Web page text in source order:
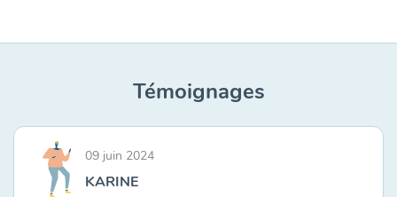
Témoignages
09 juin 2024
KARINE